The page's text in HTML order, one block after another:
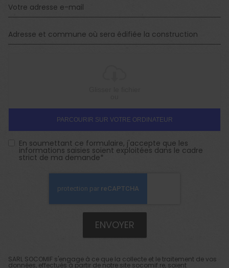
PARCOURIR SUR VOTRE ORDINATEUR
En soumettant ce formulaire, j'accepte que les
informations saisies soient exploitées dans le cadre
strict de ma demande*
SARL SOCOMIF s'engage à ce que la collecte et le traitement de vos
données, effectués à partir de notre site socomif.re, soient